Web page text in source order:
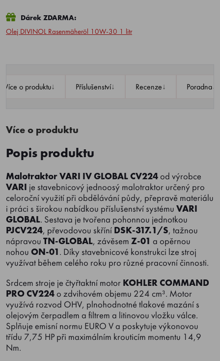
Dárek ZDARMA:
Olej DIVINOL Rasenmäheröl 10W-30 1 litr
Více o produktu↓ Příslušenství↓ Recenze↓ Poradna↓
Více o produktu
Popis produktu
MalotraktorVARI IV GLOBAL CV224od výrobce
VARI je stavebnicový jednoosý malotraktor určený pro
celoroční využití při obdělávání půdy, přepravě materiálu
i práci s širokou nabídkou příslušenství systému VARI
GLOBAL. Sestava je tvořena pohonnou jednotkou
PJCV224, převodovou skříní DSK-317.1/S, tažnou
nápravou TN-GLOBAL, závěsem Z-01 a opěrnou
nohou ON-01. Díky stavebnicové konstrukci lze stroj
využívat během celého roku pro různé pracovní činnosti.
Srdcem stroje je čtyřtaktní motor KOHLER COMMAND
PRO CV224o zdvihovém objemu 224 cm³. Motor
využívá rozvod OHV, plnohodnotné tlakové mazání s
olejovým čerpadlem a filtrem a litinovou vložku válce.
Splňuje emisní normu EURO V a poskytuje výkonovou
třídu 7,75 HP při maximálním krouticím momentu 14,9
Nm.